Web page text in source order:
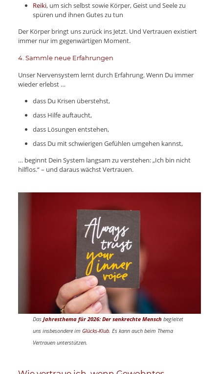
Reiki, um sich selbst sowie Körper, Geist und Seele zu
spüren und ihnen Gutes zu tun
Der Körper bringt uns zurück ins Jetzt. Und Vertrauen existiert
immer nur im gegenwärtigen Moment.
4. Sammle neue Erfahrungen
Unser Nervensystem lernt durch Erfahrung. Wenn Du immer
wieder erlebst …
dass Du Krisen überstehst,
dass Hilfe auftaucht,
dass Lösungen entstehen,
dass Du mit schwierigen Gefühlen umgehen kannst,
… beginnt Dein System langsam zu verstehen: „Ich bin nicht
hilflos.“ – und daraus wächst Vertrauen.
Das Jahresthema für 2026: Der senkrechte Mensch begleitet
uns insbesondere im Glücks-Klub. Es kann auch beim Thema
Vertrauen unterstützen.